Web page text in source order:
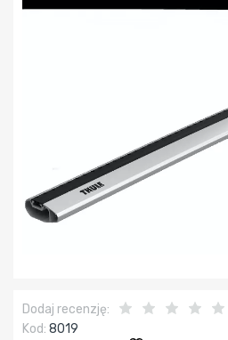
Dodaj recenzję:
Kod: 8019